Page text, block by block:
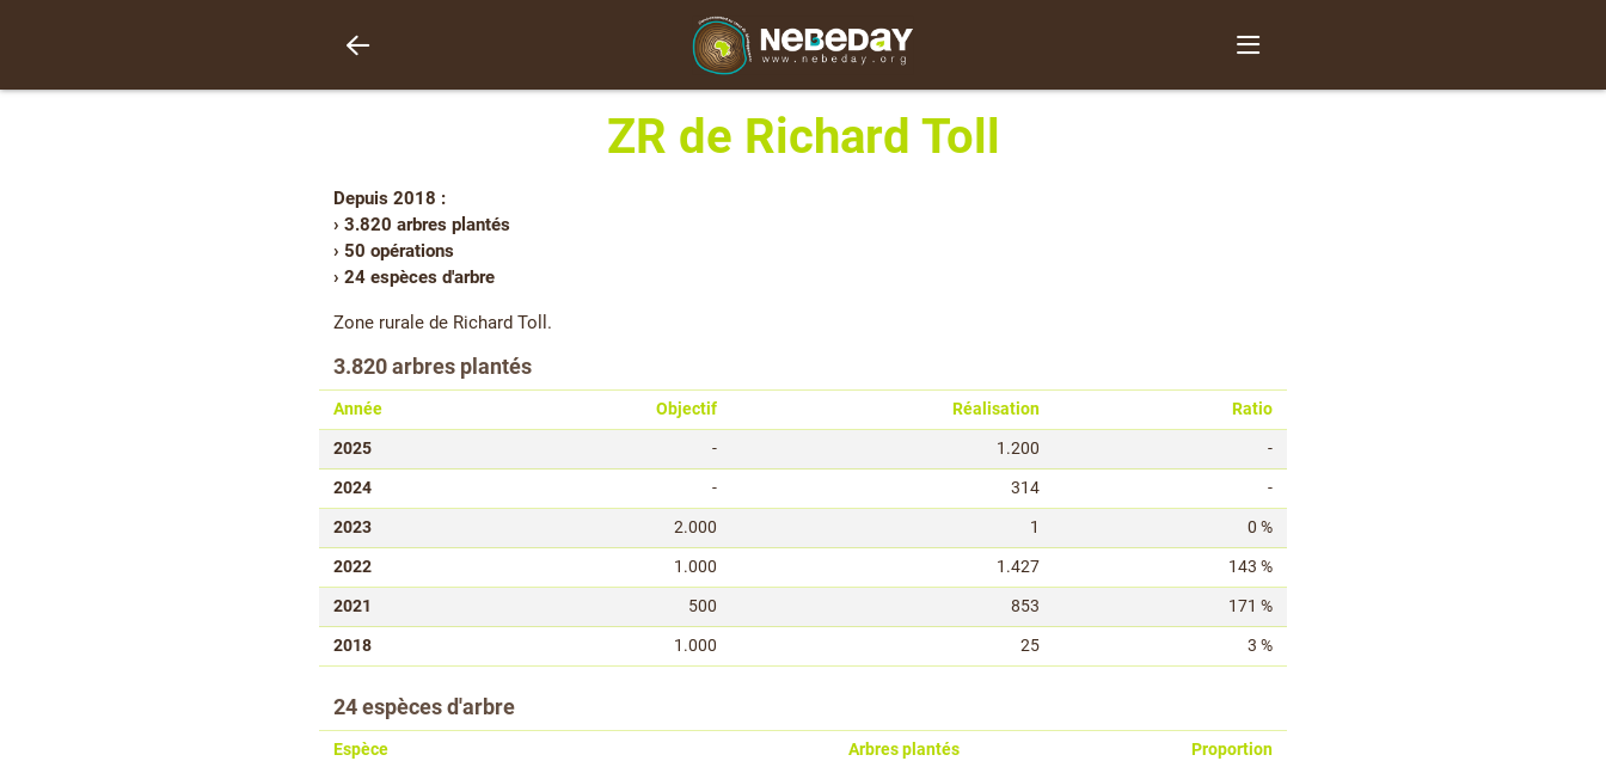
ZR de Richard Toll
Depuis 2018 :
› 3.820 arbres plantés
› 50 opérations
› 24 espèces d'arbre
Zone rurale de Richard Toll.
3.820 arbres plantés
Année Objectif Réalisation
Ratio
2025
- 1.200
-
2024
- 314
-
2023
2.000 1
0 %
2022
1.000 1.427
143 %
2021
500 853
171 %
2018
1.000 25 3 %
24 espèces d'arbre
Espèce Arbres plantés
Proportion